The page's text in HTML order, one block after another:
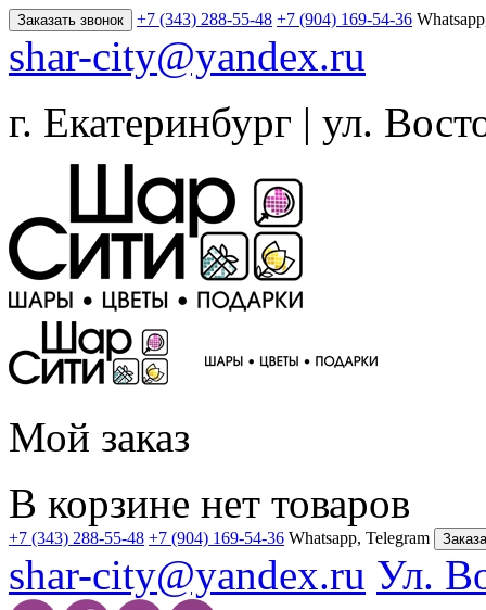
Заказать звонок +7 (343) 288-55-48 +7 (904) 169-54-36
shar-city@yandex.ru
г. Екатеринбург | ул.
Мой заказ
В корзине нет товаров
+7 (343) 288-55-48 +7 (904) 169-54-36 Whatsapp, Telegram
shar-city@yandex.ru Ул.